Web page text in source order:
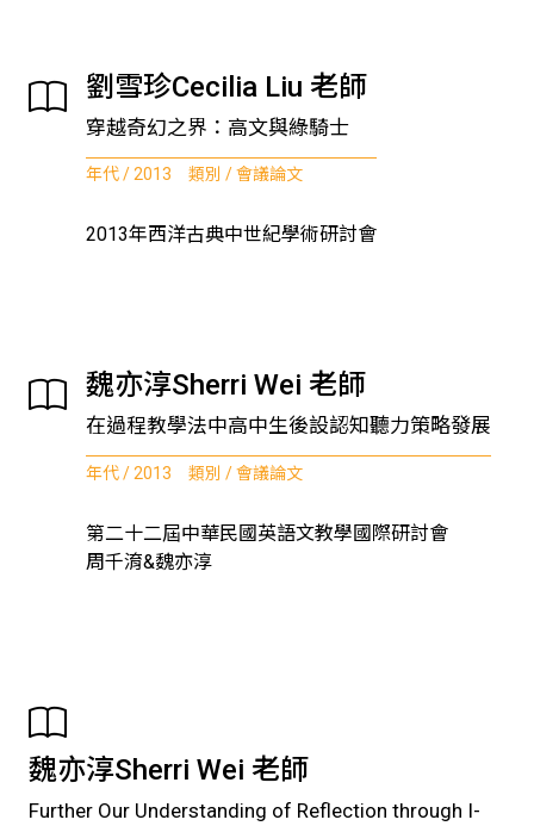
劉雪珍Cecilia Liu 老師
穿越奇幻之界：高文與綠騎士
年代 / 2013 類別 / 會議論文
2013年西洋古典中世紀學術研討會
魏亦淳Sherri Wei 老師
在過程教學法中高中生後設認知聽力策略發展
年代 / 2013 類別 / 會議論文
第二十二屆中華民國英語文教學國際研討會
周千淯&魏亦淳
魏亦淳Sherri Wei 老師
Further Our Understanding of Reflection through I-